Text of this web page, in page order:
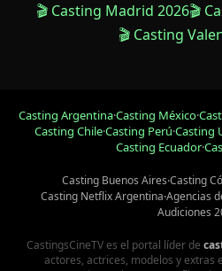
🎬 Casting Madrid 2026🎬
🎬 Casting
Casting Argentina·Casting México·
Casting Chile·Casting Perú·Casting
Casting Ecuador·
Casting Buenos Aires·Casting
Casting Netflix Argentina·Agencias
Audiciones
CastingsCineTV es el portal líder de
actores, actrices, modelos y extras